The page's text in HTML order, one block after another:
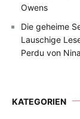
Owens
Die geheime
Lauschige
Perdu von
KATEGORIEN